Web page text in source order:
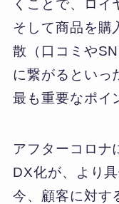
くことで、ロイ
そして商品を購
散（口コミや
に繋がるといっ
最も重要なポイ
アフターコロナ
DX化が、より
今、顧客に対す